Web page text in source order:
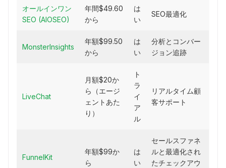
オールインワン
SEO (AIOSEO)
年間$49.60
から
は
い
SEO最適化
MonsterInsights
年額$99.50
から
は
い
分析とコンバー
ジョン追跡
LiveChat
月額$20か
ら（エージ
ェントあた
り）
ト
ラ
イ
ア
ル
リアルタイム顧
客サポート
FunnelKit
年額$99か
ら
は
い
セールスファネ
ルと最適化され
たチェックアウ